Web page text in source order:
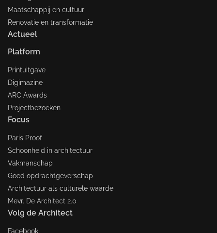
Maatschappij en cultuur
Renovatie en transformatie
Actueel
Platform
Printuitgave
Digimazine
ARC Awards
Projectbezoeken
Focus
Paris Proof
Schoonheid in architectuur
Vakmanschap
Goed opdrachtgeverschap
Architectuur als culturele waarde
Mevr. De Architect 2.0
Volg de Architect
Facebook